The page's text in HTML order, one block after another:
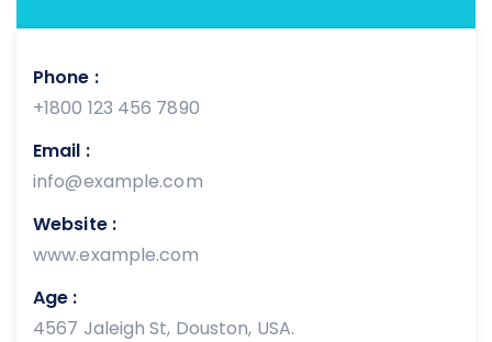
Phone :
+1800 123 456 7890
Email :
info@example.com
Website :
www.example.com
Age :
4567 Jaleigh St, Douston, USA.